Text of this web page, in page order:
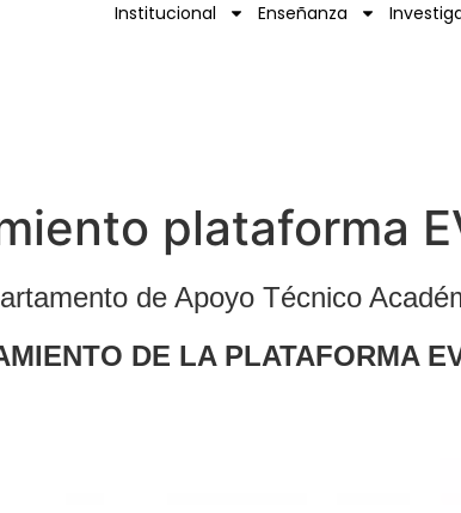
Institucional Enseñanza
plataforma
de Apoyo Técnico
DE LA PLATAFORMA